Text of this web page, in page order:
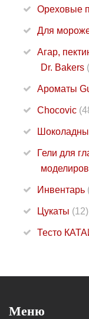
Ореховые
Для
Агар,
Dr. Bakers
Ароматы
Chocovic
Гели для
Инвентарь
Цукаты (12)
Тесто
Меню